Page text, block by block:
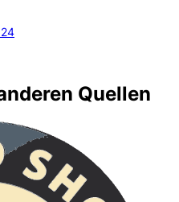
Quellen